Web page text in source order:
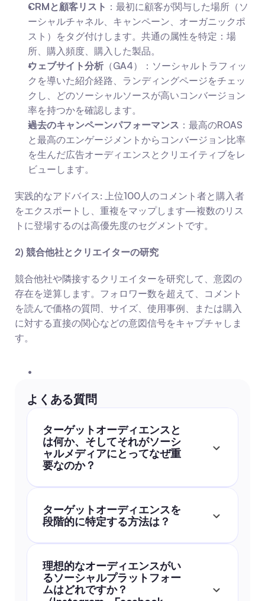
CRMと顧客リスト ：最初に顧客が関与した場所（ソ
ーシャルチャネル、キャンペーン、オーガニックポ
スト）をタグ付けします。共通の属性を特定：場
所、購入頻度、購入した製品。
ウェブサイト分析 （GA4）：ソーシャルトラフィッ
クを導いた紹介経路、ランディングページをチェッ
クし、どのソーシャルソースが高いコンバージョン
率を持つかを確認します。
過去のキャンペーンパフォーマンス ：最高のROAS
と最高のエンゲージメントからコンバージョン比率
を生んだ広告オーディエンスとクリエイティブをレ
ビューします。
実践的なアドバイス: 上位100人のコメント者と購入者
をエクスポートし、重複をマップします—複数のリス
トに登場するのは高優先度のセグメントです。
2) 競合他社とクリエイターの研究
競合他社や隣接するクリエイターを研究して、意図の
存在を逆算します。フォロワー数を超えて、コメント
を読んで価格の質問、サイズ、使用事例、または購入
に対する直接の関心などの意図信号をキャプチャしま
す。
よくある質問
ターゲットオーディエンスと
は何か、そしてそれがソーシ
ャルメディアにとってなぜ重
要なのか？
ターゲットオーディエンスを
段階的に特定する方法は？
理想的なオーディエンスがい
るソーシャルプラットフォー
ムはどれですか？